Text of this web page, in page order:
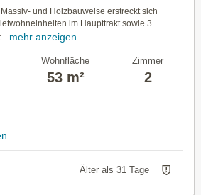
und Holzbauweise erstreckt sich
im Haupttrakt sowie 3
mehr anzeigen
Wohnfläche
53 m²
Zimmer
2
Älter als 31 Tage